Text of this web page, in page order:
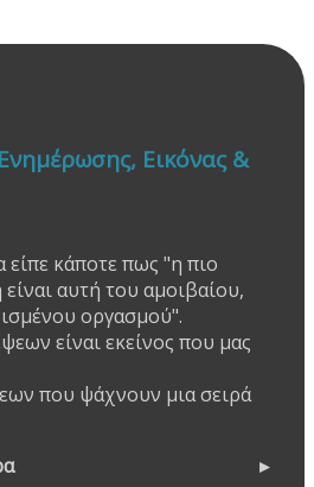
Εικόνας &
κάποτε πως "η πιο
αυτή του αμοιβαίου,
οργασμού".
είναι εκείνος που μας
που ψάχνουν μια σειρά